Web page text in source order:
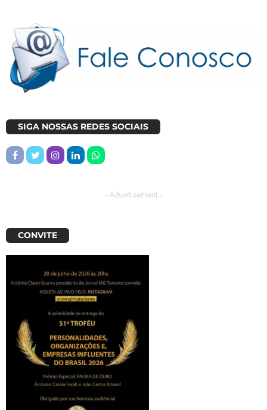
SIGA NOSSAS REDES SOCIAIS
- Advertisement -
CONVITE